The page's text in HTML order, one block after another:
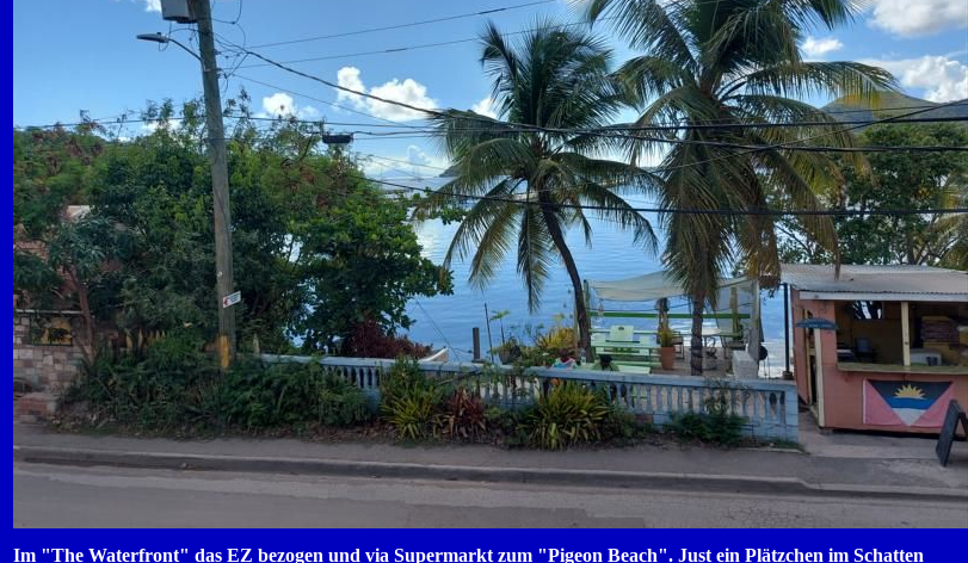
Im "The Waterfront" das EZ bezogen und via Supermarkt zum "Pigeon Beach". Just ein Plätzchen im Schatten